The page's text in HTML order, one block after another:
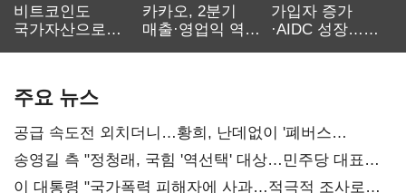
비트코인도
국가자산으로…'
카카오, 2분기
매출·영업익 역대
가입자 증가
·AIDC 성장…
주요 뉴스
공급 속도전 외치더니…황희, 난데없이 '폐버스
리모델링' 제안
송영길 측 "정청래, 국힘 '역선택' 대상…민주당 대표로
총선 지휘 못해"
이 대통령 "국가폭력 피해자에 사과…적극적 조사로